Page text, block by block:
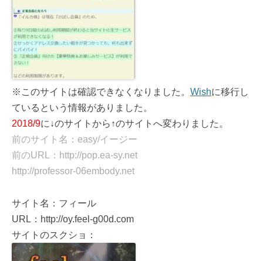
※このサイトは確認できなくなりました。 Wishに移行し
ているという情報がありました。
2018/9に↓のサイトから↑のサイトへ変わりました。
前のサイト名：easy/イージー
前のURL：http://pop.ea-sy.net
http://professor-06embody.net
サイト名：フィール
URL：http://oy.feel-g00d.com
サイトのスクショ：